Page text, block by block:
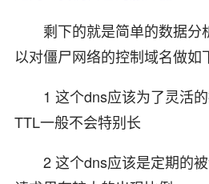
剩下的就是简单的数据分
以对僵尸网络的控制域名做如
1 这个dns应该为了灵活
TTL一般不会特别长
2 这个dns应该是定期的